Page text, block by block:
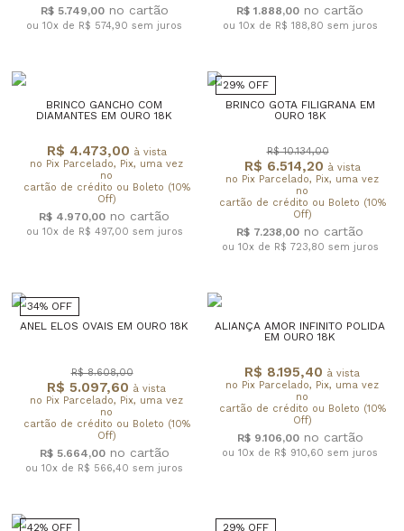
R$ 5.749,00
ou 10x de R$ 574,90 sem juros
R$ 1.888,00
ou 10x de R$ 188,80 sem juros
BRINCO GANCHO COM
DIAMANTES EM OURO 18K
R$ 4.473,00 à vista
no Pix Parcelado, Pix, uma vez
no
cartão de crédito ou Boleto (10%
Off)
R$ 4.970,00
ou 10x de R$ 497,00 sem juros
29% OFF
BRINCO GOTA FILIGRANA EM
OURO 18K
R$ 6.514,20 à vista
no Pix Parcelado, Pix, uma vez
no
cartão de crédito ou Boleto (10%
Off)
R$ 10.134,00
R$ 7.238,00
ou 10x de R$ 723,80 sem juros
34% OFF
ANEL ELOS OVAIS EM OURO 18K
R$ 5.097,60 à vista
no Pix Parcelado, Pix, uma vez
no
cartão de crédito ou Boleto (10%
Off)
R$ 8.608,00
R$ 5.664,00
ou 10x de R$ 566,40 sem juros
ALIANÇA AMOR INFINITO POLIDA
EM OURO 18K
R$ 8.195,40 à vista
no Pix Parcelado, Pix, uma vez
no
cartão de crédito ou Boleto (10%
Off)
R$ 9.106,00
ou 10x de R$ 910,60 sem juros
42% OFF 29% OFF